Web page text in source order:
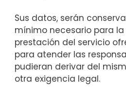
Sus datos, serán
mínimo necesario para
prestación del servicio
para atender las
pudieran derivar del
otra exigencia legal.